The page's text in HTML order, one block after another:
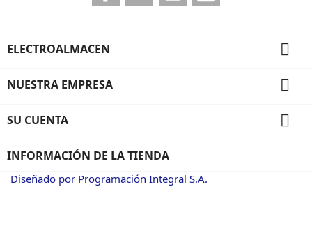
ELECTROALMACEN 
NUESTRA EMPRESA 
SU CUENTA 
INFORMACIÓN DE LA TIENDA
Diseñado por Programación Integral S.A.